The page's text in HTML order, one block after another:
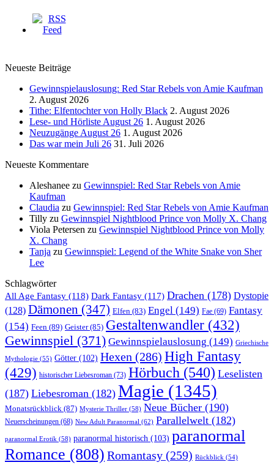
Neueste Beiträge
Gewinnspielauslosung: Red Star Rebels von Amie Kaufman
2. August 2026
Tithe: Elfentochter von Holly Black 2. August 2026
Lese- und Hörliste August 26 1. August 2026
Neuzugänge August 26 1. August 2026
Das war mein Juli 26 31. Juli 2026
Neueste Kommentare
Aleshanee zu Gewinnspiel: Red Star Rebels von Amie
Kaufman
Claudia zu Gewinnspiel: Red Star Rebels von Amie Kaufman
Tilly zu Gewinnspiel Nightblood Prince von Molly X. Chang
Viola Petersen zu Gewinnspiel Nightblood Prince von Molly
X. Chang
Tanja zu Gewinnspiel: Legend of the White Snake von Sher
Lee
Schlagwörter
All Age Fantasy (118) Dark Fantasy (117) Drachen (178) Dystopie
(128) Dämonen (347) Elfen (83) Engel (149) Fae (69) Fantasy
(154) Feen (89) Geister(85) Gestaltenwandler (432)
Gewinnspiel (371) Gewinnspielauslosung (149) Griechische
Mythologie (55) Götter (102) Hexen (286) High Fantasy
(429) historischer Liebesroman (73) Hörbuch (540) Leselisten
(187) Liebesroman (182) Magie (1345)
Monatsrückblick (87) Mysterie Thriller (58) Neue Bücher (190)
Neuerscheinungen (68) New Adult Paranormal (62) Parallelwelt (182)
paranormal Erotik (58) paranormal historisch (103) paranormal
Romance (808) Romantasy (259) Rückblick (54)